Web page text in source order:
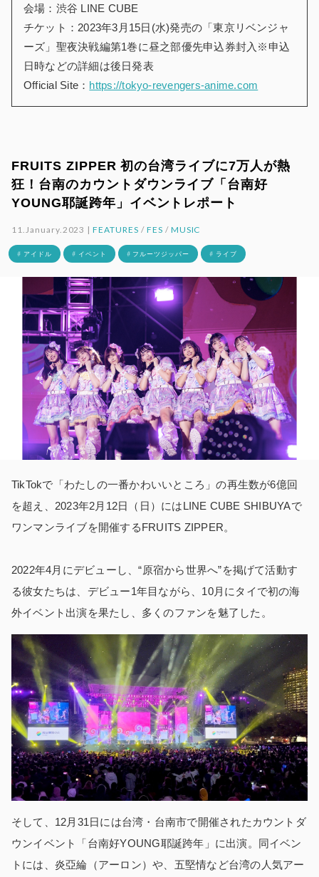
会場：渋谷 LINE CUBE
チケット：2023年3月15日(水)発売の「東京リベンジャ
ーズ」聖夜決戦編第1巻に昼之部優先申込券封入※申込
日時などの詳細は後日発表
Official Site： https://tokyo-revengers-anime.com
FRUITS ZIPPER 初の台湾ライブに7万人が熱
狂！台南のカウントダウンライブ「台南好
YOUNG耶誕跨年」イベントレポート
11.January.2023 |FEATURES / FES / MUSIC
# アイドル # イベント # フルーツジッパー # ライブ
TikTokで「わたしの一番かわいいところ」の再生数が6億回
を超え、2023年2月12日（日）にはLINE CUBE SHIBUYAで
ワンマンライブを開催するFRUITS ZIPPER。
2022年4月にデビューし、“原宿から世界へ”を掲げて活動す
る彼女たちは、デビュー1年目ながら、10月にタイで初の海
外イベント出演を果たし、多くのファンを魅了した。
そして、12月31日には台湾・台南市で開催されたカウントダ
ウンイベント「台南好YOUNG耶誕跨年」に出演。同イベン
トには、炎亞綸（アーロン）や、五堅情など台湾の人気アー